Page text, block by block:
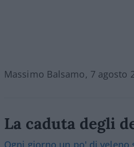
Massimo Balsamo, 7 agosto
La caduta degli